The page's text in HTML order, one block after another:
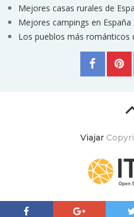
Mejores casas rurales de
Mejores campings en España
Los pueblos más románticos
Viajar
ItyIs Siglo XXI|